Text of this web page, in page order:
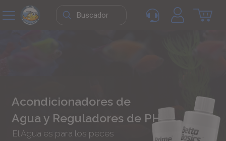
El Agua es para los peces
Acondicionadores de
Agua y Reguladores de PH